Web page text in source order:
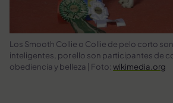
Los Smooth Collie o Collie de pelo corto
inteligentes, por ello son participantes de
obediencia y belleza | Foto: wikimedia.org